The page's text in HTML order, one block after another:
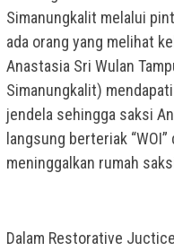
Simanungkalit melalui
ada orang yang melihat
Anastasia Sri Wulan
Simanungkalit)
jendela sehingga saksi
langsung berteriak
meninggalkan rumah
Dalam Restorative